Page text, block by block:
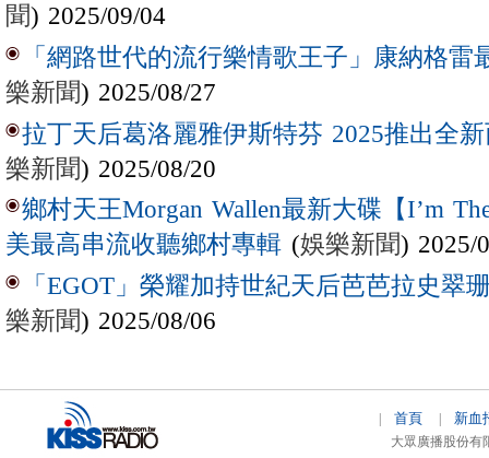
聞) 2025/09/04
「網路世代的流行樂情歌王子」康納格雷
樂新聞) 2025/08/27
拉丁天后葛洛麗雅伊斯特芬 2025推出全新
樂新聞) 2025/08/20
鄉村天王Morgan Wallen最新大碟【I’m
美最高串流收聽鄉村專輯 (娛樂新聞) 2025/
「EGOT」榮耀加持世紀天后芭芭拉史翠
樂新聞) 2025/08/06
首頁 新血
大眾廣播股份有